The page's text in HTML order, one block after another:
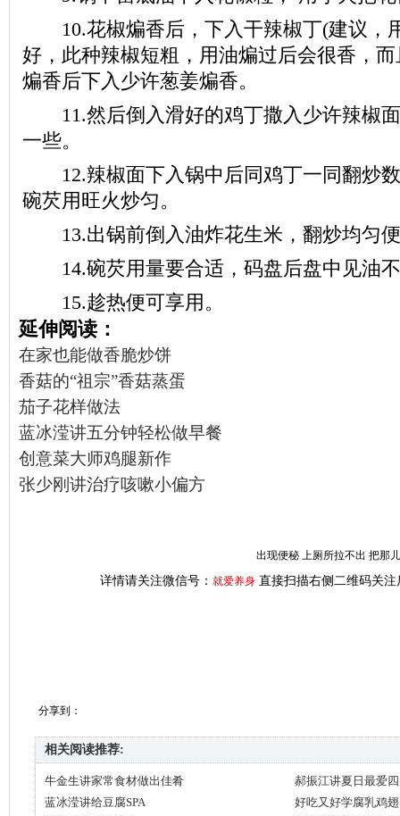
10.花椒煸香后，下入干辣椒丁(建议，
好，此种辣椒短粗，用油煸过后会很香，
煸香后下入少许葱姜煸香。
11.然后倒入滑好的鸡丁撒入少许辣椒
一些。
12.辣椒面下入锅中后同鸡丁一同翻炒
碗芡用旺火炒匀。
13.出锅前倒入油炸花生米，翻炒均匀
14.碗芡用量要合适，码盘后盘中见油
15.趁热便可享用。
延伸阅读：
在家也能做香脆炒饼
香菇的“祖宗”香菇蒸蛋
茄子花样做法
蓝冰滢讲五分钟轻松做早餐
创意菜大师鸡腿新作
张少刚讲治疗咳嗽小偏方
出现便秘 上厕所拉不出 把那
详情请关注微信号： 就爱养身 直接扫描右侧二维码关注
分享到：
相关阅读推荐:
牛金生讲家常食材做出佳肴
郝振江讲夏日最爱
蓝冰滢讲给豆腐SPA
好吃又好学腐乳鸡翅